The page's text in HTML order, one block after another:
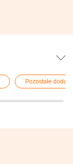
Pozostałe